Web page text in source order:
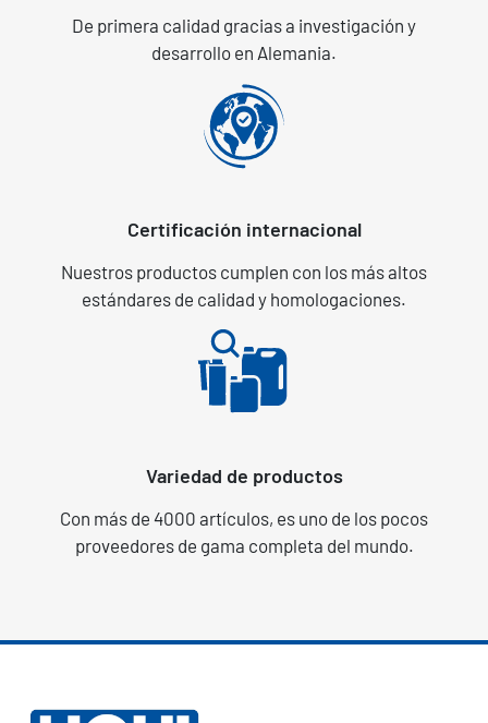
De primera calidad gracias a investigación y
desarrollo en Alemania.
Certificación internacional
Nuestros productos cumplen con los más altos
estándares de calidad y homologaciones.
Variedad de productos
Con más de 4000 artículos, es uno de los pocos
proveedores de gama completa del mundo.